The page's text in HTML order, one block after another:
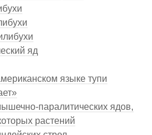
яд
языке тупи
паралитических ядов,
растений